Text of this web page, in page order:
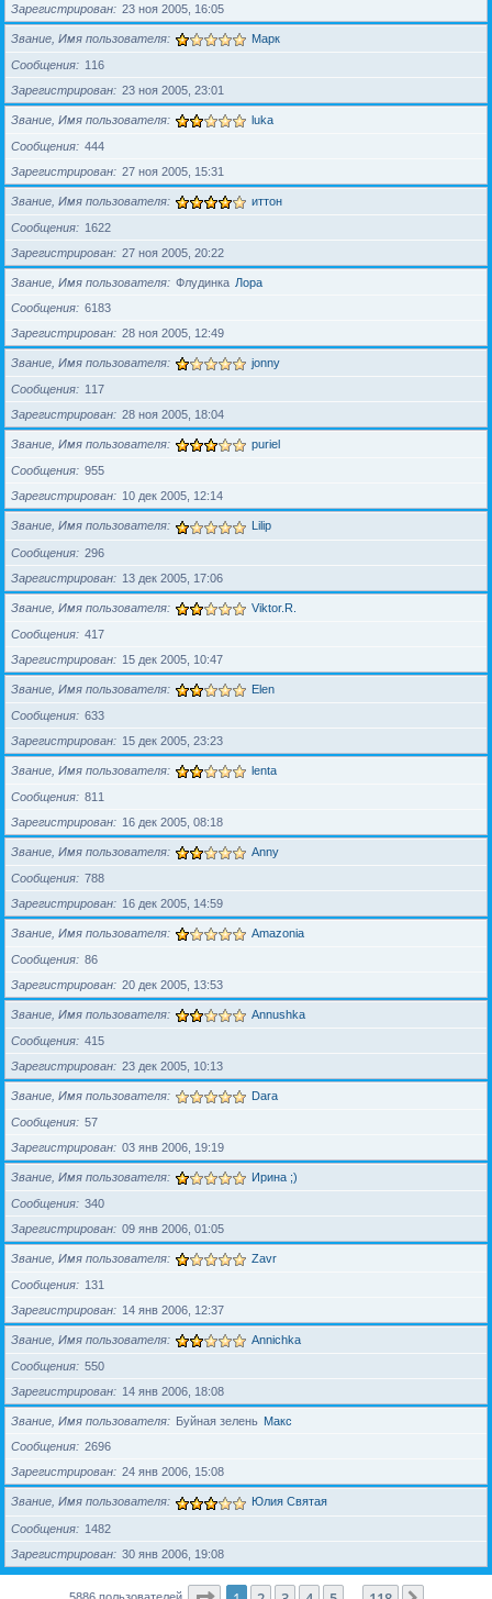
Зарегистрирован
23 ноя 2005, 16:05
Звание, Имя пользователя Марк
Сообщения
116
Зарегистрирован
23 ноя 2005, 23:01
Звание, Имя пользователя luka
Сообщения
444
Зарегистрирован
27 ноя 2005, 15:31
Звание, Имя пользователя иттон
Сообщения
1622
Зарегистрирован
27 ноя 2005, 20:22
Звание, Имя пользователя Флудинка Лора
Сообщения
6183
Зарегистрирован
28 ноя 2005, 12:49
Звание, Имя пользователя jonny
Сообщения
117
Зарегистрирован
28 ноя 2005, 18:04
Звание, Имя пользователя puriel
Сообщения
955
Зарегистрирован
10 дек 2005, 12:14
Звание, Имя пользователя Lilip
Сообщения
296
Зарегистрирован
13 дек 2005, 17:06
Звание, Имя пользователя Viktor.R.
Сообщения
417
Зарегистрирован
15 дек 2005, 10:47
Звание, Имя пользователя Elen
Сообщения
633
Зарегистрирован
15 дек 2005, 23:23
Звание, Имя пользователя lenta
Сообщения
811
Зарегистрирован
16 дек 2005, 08:18
Звание, Имя пользователя Anny
Сообщения
788
Зарегистрирован
16 дек 2005, 14:59
Звание, Имя пользователя Amazonia
Сообщения
86
Зарегистрирован
20 дек 2005, 13:53
Звание, Имя пользователя Annushka
Сообщения
415
Зарегистрирован
23 дек 2005, 10:13
Звание, Имя пользователя Dara
Сообщения
57
Зарегистрирован
03 янв 2006, 19:19
Звание, Имя пользователя Ирина ;)
Сообщения
340
Зарегистрирован
09 янв 2006, 01:05
Звание, Имя пользователя Zavr
Сообщения
131
Зарегистрирован
14 янв 2006, 12:37
Звание, Имя пользователя Annichka
Сообщения
550
Зарегистрирован
14 янв 2006, 18:08
Звание, Имя пользователя Буйная зелень Макс
Сообщения
2696
Зарегистрирован
24 янв 2006, 15:08
Звание, Имя пользователя Юлия Святая
Сообщения
1482
Зарегистрирован
30 янв 2006, 19:08
5886 пользователей